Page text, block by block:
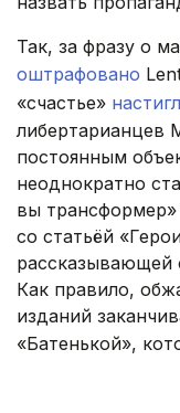
Так, за фразу о
оштрафовано
«счастье»
либертарианцев
постоянным
неоднократно
вы
со статьёй
рассказывающей
Как правило,
изданий
«Батенькой»,